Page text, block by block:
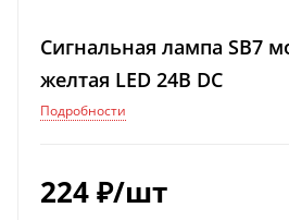
Сигнальная лампа SB7
желтая LED 24В DC
Подробности
224₽/шт